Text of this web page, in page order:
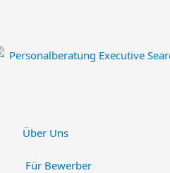
Über Uns
Für Bewerber